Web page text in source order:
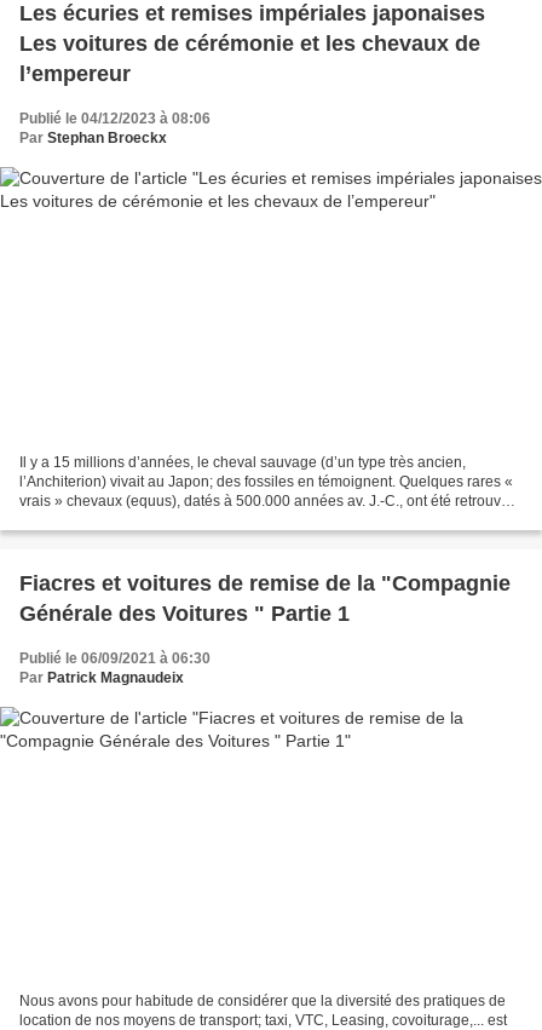
Les écuries et remises impériales japonaises
Les voitures de cérémonie et les chevaux de
l’empereur
Publié le 04/12/2023 à 08:06
Par Stephan Broeckx
Il y a 15 millions d’années, le cheval sauvage (d’un type très ancien,
l’Anchiterion) vivait au Japon; des fossiles en témoignent. Quelques rares «
vrais » chevaux (equus), datés à 500.000 années av. J.-C., ont été retrouvés.
Fiacres et voitures de remise de la "Compagnie
Générale des Voitures " Partie 1
Publié le 06/09/2021 à 06:30
Par Patrick Magnaudeix
Nous avons pour habitude de considérer que la diversité des pratiques de
location de nos moyens de transport; taxi, VTC, Leasing, covoiturage,... est